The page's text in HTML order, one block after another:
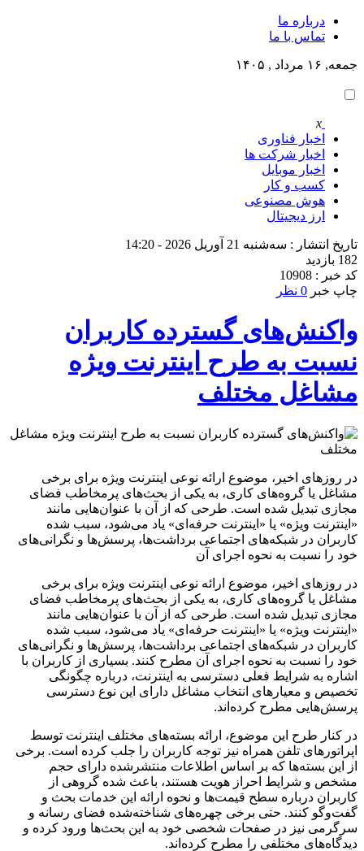
درباره ما
تماس با ما
جمعه, ۱۶ مرداد , ۱۴۰۵
x
اخبار فناوری
اخبار شرکت ها
اخبار موبایل
کسب و کار
هوش مصنوعی
ارز دیجیتال
تاریخ انتشار : سه‌شنبه 21 آوریل 2026 - 14:20
182 بازدید
کد خبر : 10908
چاپ خبر 0 نظر
واکنش‌های گسترده کاربران
نسبت به طرح اینترنت ویژه
مشاغل مختلف
در روزهای اخیر، موضوع ارائه نوعی اینترنت ویژه برای برخی
مشاغل یا گروه‌های کاری، به یکی از بحث‌های پرمخاطب فضای
مجازی تبدیل شده است. طرحی که از آن با عنوان‌هایی مانند
«اینترنت ویژه» یا «اینترنت حرفه‌ای» یاد می‌شود، سبب شده
کاربران در شبکه‌های اجتماعی برداشت‌ها، پرسش‌ها و نگرانی‌های
خود را نسبت به نحوه اجرای آن
در روزهای اخیر، موضوع ارائه نوعی اینترنت ویژه برای برخی
مشاغل یا گروه‌های کاری، به یکی از بحث‌های پرمخاطب فضای
مجازی تبدیل شده است. طرحی که از آن با عنوان‌هایی مانند
«اینترنت ویژه» یا «اینترنت حرفه‌ای» یاد می‌شود، سبب شده
کاربران در شبکه‌های اجتماعی برداشت‌ها، پرسش‌ها و نگرانی‌های
خود را نسبت به نحوه اجرای آن مطرح کنند. بسیاری از کاربران با
اشاره به شرایط فعلی دسترسی به اینترنت، درباره چگونگی
تخصیص و معیارهای انتخاب مشاغل دارای این نوع دسترسی
پرسش‌هایی مطرح کرده‌اند.
در کنار طرح این موضوع، ارائه بسته‌های مختلف اینترنت توسط
اپراتورهای تلفن همراه نیز توجه کاربران را جلب کرده است. برخی
از این بسته‌ها که بر اساس اطلاعات منتشرشده دارای حجم
مشخص و شرایط احراز هویت هستند، باعث شده گروهی از
کاربران درباره سطح قیمت‌ها و نحوه ارائه این خدمات بحث و
گفت‌وگو کنند. حتی برخی چهره‌های شناخته‌شده فضای رسانه و
سرگرمی نیز در صفحات شخصی خود به این بحث‌ها ورود کرده و
دیدگاه‌های مختلفی را مطرح کرده‌اند.